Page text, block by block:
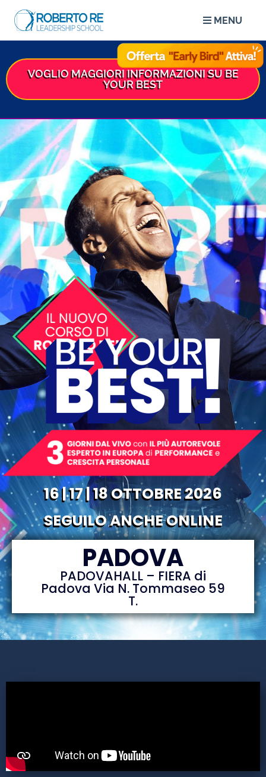
MENU
VOGLIO MAGGIORI INFORMAZIONI SU BE
YOUR BEST
16 | 17 | 18 OTTOBRE 2026
SEGUILO ANCHE ONLINE
PADOVA
PADOVAHALL – FIERA di
Padova Via N. Tommaseo 59
T.